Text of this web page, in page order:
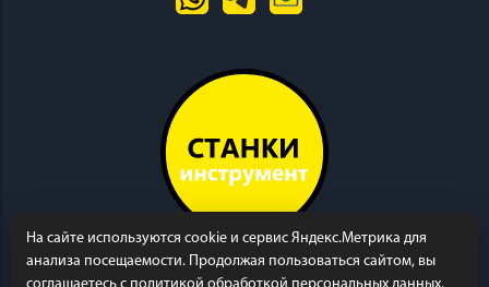
На сайте используются cookie и сервис Яндекс.Метрика для
анализа посещаемости. Продолжая пользоваться сайтом, вы